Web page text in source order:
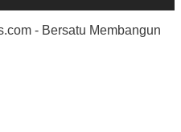
- Bersatu Membangun